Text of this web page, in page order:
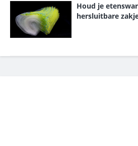
Houd je
hersluitbare